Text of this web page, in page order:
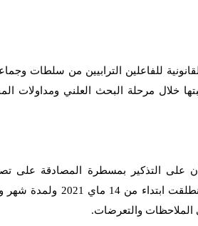
للفاعلين الترابيين من سلطات
خلال مرحلة البحث العلني ومداولات
التذكير بمسطرة المصادقة على
المتعلقين بمركز عزيب النيهي بجماعة سلفات –
والتعرضات.